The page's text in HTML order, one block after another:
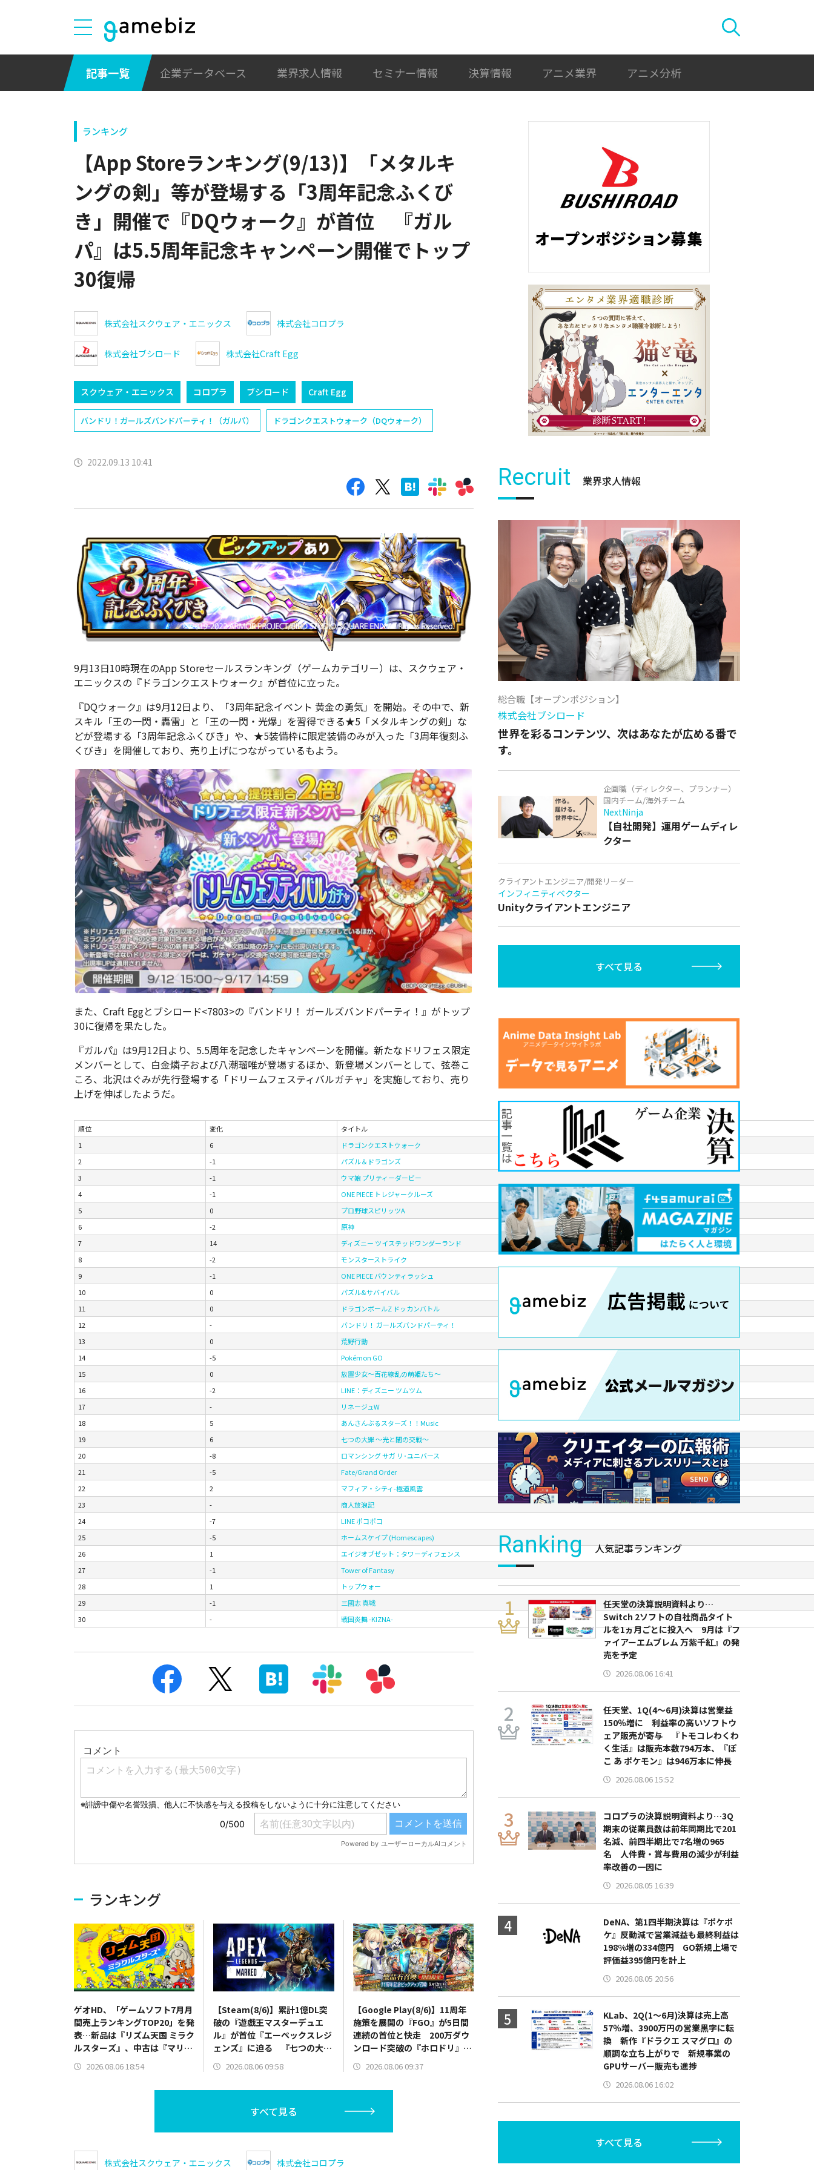
記事一覧 企業データベース 業界求人情報 セミナー情報 決算情報 アニメ業界 アニメ分析
ランキング
【App Storeランキング(9/13)】「メタルキ
ングの剣」等が登場する「3周年記念ふくび
き」開催で『DQウォーク』が首位 『ガル
パ』は5.5周年記念キャンペーン開催でトップ
30復帰
株式会社スクウェア・エニックス 株式会社コロプラ
株式会社ブシロード 株式会社Craft Egg
スクウェア・エニックス コロプラ ブシロード Craft Egg
バンドリ！ガールズバンドパーティ！（ガルパ） ドラゴンクエストウォーク（DQウォーク）
2022.09.13 10:41
9月13日10時現在のApp Storeセールスランキング（ゲームカテゴリー）は、 スクウェア・
エニックスの『ドラゴンクエストウォーク』が首位に立った。
『DQウォーク』は9月12日より、「3周年記念イベント 黄金の勇気」を開始。その中で、新
スキル「王の一閃・轟雷」と「王の一閃・光爆」を習得できる★5「メタルキングの剣」な
どが登場する「3周年記念ふくびき」や、★5装備枠に限定装備のみが入った「3周年復刻ふ
くびき」を開催しており、売り上げにつながっているもよう。
また、 Craft Eggとブシロード<7803>の『バンドリ！ ガールズバンドパーティ！』がトップ
30に復帰を果たした。
『ガルパ』は9月12日より、5.5周年を記念したキャンペーンを開催。新たなドリフェス限定
メンバーとして、白金燐子および八潮瑠唯が登場するほか、新登場メンバーとして、弦巻こ
ころ、北沢はぐみが先行登場する「ドリームフェスティバルガチャ」を実施しており、売り
上げを伸ばしたようだ。
順位 変化
タイトル
1
6
ドラゴンクエストウォーク
2
-1
パズル＆ドラゴンズ
3
-1
ウマ娘 プリティーダービー
4
-1
ONE PIECE トレジャークルーズ
5
0
プロ野球スピリッツA
6
-2
原神
7
14
ディズニー ツイステッドワンダーランド
8
-2
モンスターストライク
9
-1
ONE PIECE バウンティラッシュ
10
0
パズル&サバイバル
11
0
ドラゴンボールZ ドッカンバトル
12
-
バンドリ！ ガールズバンドパーティ！
13
0
荒野行動
14
-5
Pokémon GO
15
0
放置少女～百花繚乱の萌姫たち～
16
-2
LINE：ディズニー ツムツム
17
-
リネージュW
18
5
あんさんぶるスターズ！！Music
19
6
七つの大罪 ～光と闇の交戦～
20
-8
ロマンシング サガ リ･ユニバース
21
-5
Fate/Grand Order
22
2
マフィア・シティ-極道風雲
23
-
商人放浪記
24
-7
LINE ポコポコ
25
-5
ホームスケイプ (Homescapes)
26
1
エイジオブゼット：タワーディフェンス
27
-1
Tower of Fantasy
28
1
トップウォー
29
-1
三國志 真戦
30
- 戦国炎舞 -KIZNA-
ランキング
ゲオHD、「ゲームソフト7月月
間売上ランキングTOP20」を発
表…新品は『リズム天国 ミラク
ルスターズ』、中古は『マリオ
カート ワールド』が首位
2026.08.06 18:54
【Steam(8/6)】累計1億DL突
破の『遊戯王マスターデュエ
ル』が首位『エーペックスレジ
ェンズ』に迫る 『七つの大
罪:Origin』7位急浮上
2026.08.06 09:58
【Google Play(8/6)】11周年
施策を展開の『FGO』が5日間
連続の首位と快走 200万ダウ
ンロード突破の『ホロドリ』が
2位と追走
2026.08.06 09:37
すべて見る
株式会社スクウェア・エニックス 株式会社コロプラ
Recruit 業界求人情報
総合職【オープンポジション】
株式会社ブシロード
世界を彩るコンテンツ、次はあなたが広める番で
す。
企画職（ディレクター、プランナー）
国内チーム/海外チーム
NextNinja
【自社開発】運用ゲームディレ
クター
クライアントエンジニア/開発リーダー
インフィニティベクター
Unityクライアントエンジニア
すべて見る
Ranking 人気記事ランキング
任天堂の決算説明資料より…
Switch 2ソフトの自社商品タイト
ルを1ヵ月ごとに投入へ 9月は『フ
ァイアーエムブレム 万紫千紅』の発
売を予定
2026.08.06 16:41
任天堂、1Q(4～6月)決算は営業益
150％増に 利益率の高いソフトウ
ェア販売が寄与 『トモコレわくわ
く生活』は販売本数794万本、『ぽ
こ あ ポケモン』は946万本に伸長
2026.08.06 15:52
コロプラの決算説明資料より…3Q
期末の従業員数は前年同期比で201
名減、前四半期比で7名増の965
名 人件費・賞与費用の減少が利益
率改善の一因に
2026.08.05 16:39
DeNA、第1四半期決算は『ポケポ
ケ』反動減で営業減益も最終利益は
198%増の334億円 GO新規上場で
評価益395億円を計上
2026.08.05 20:56
KLab、2Q(1～6月)決算は売上高
57％増、3900万円の営業黒字に転
換 新作『ドラクエ スマグロ』の
順調な立ち上がりで 新規事業の
GPUサーバー販売も進捗
2026.08.06 16:02
すべて見る